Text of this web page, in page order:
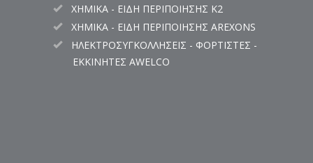
ΧΗΜΙΚΑ - ΕΙΔΗ ΠΕΡΙΠΟΙΗΣΗΣ K2
ΧΗΜΙΚΑ - ΕΙΔΗ ΠΕΡΙΠΟΙΗΣΗΣ AREXONS
ΗΛΕΚΤΡΟΣΥΓΚΟΛΛΗΣΕΙΣ - ΦΟΡΤΙΣΤΕΣ -
ΕΚΚΙΝΗΤΕΣ AWELCO